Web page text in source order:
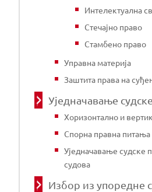
Интелектуална
Стечајно право
Стамбено право
Управна материја
Заштита права на
Уједначавање
Хоризонтално и
Спорна правна питања
Уједначавање судске
судова
Избор из упоредне